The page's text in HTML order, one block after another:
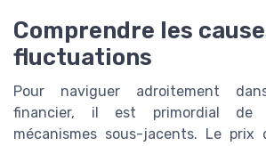
Comprendre les
fluctuations
Pour naviguer adroitement
financier, il est primordial de
mécanismes sous-jacents. Le prix